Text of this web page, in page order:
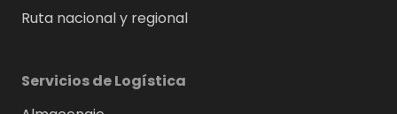
Ruta nacional y regional
Servicios de Logística